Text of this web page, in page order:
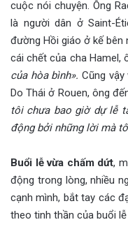
cuộc nói chuyện. Ông
là người dân ở Saint-
đường Hồi giáo ở kế bên
cái chết của cha Hamel,
của hòa bình». Cũng
Do Thái ở Rouen, ông
tôi chưa bao giờ dự lễ
động bởi những lời mà
Buổi lễ vừa chấm dứt,
động trong lòng, nhiều
cạnh mình, bắt tay các
theo tinh thần của buổi lễ